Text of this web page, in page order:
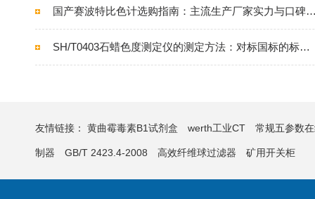
国产赛波特比色计选购指南：主流生
SH/T0403石蜡色度测定仪的测定方法：对标国标的标准化检测逻辑
友情链接： 黄曲霉毒素B1试剂盒 werth工业CT 常规五参数
制器 GB/T 2423.4-2008 高效纤维球过滤器 矿用开关柜